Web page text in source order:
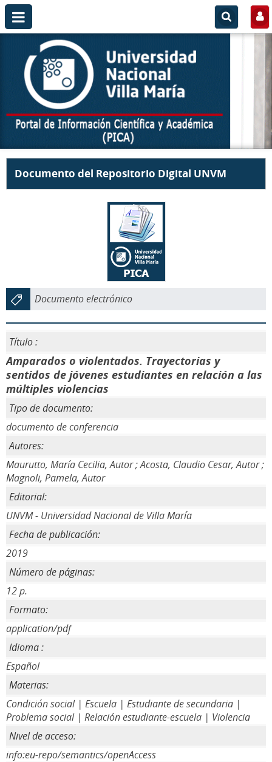
Documento del Repositorio Digital UNVM
Documento electrónico
Título :
Amparados o violentados. Trayectorias y
sentidos de jóvenes estudiantes en relación a las
múltiples violencias
Tipo de documento:
documento de conferencia
Autores:
Maurutto, María Cecilia, Autor ; Acosta, Claudio Cesar, Autor ;
Magnoli, Pamela, Autor
Editorial:
UNVM - Universidad Nacional de Villa María
Fecha de publicación:
2019
Número de páginas:
12 p.
Formato:
application/pdf
Idioma :
Español
Materias:
Condición social | Escuela | Estudiante de secundaria |
Problema social | Relación estudiante-escuela | Violencia
Nivel de acceso:
info:eu-repo/semantics/openAccess